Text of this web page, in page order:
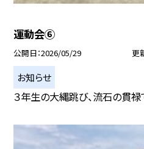
運動会⑥
公開日 2026/05/29 更
お知らせ
３年生の大縄跳び、流石の貫禄